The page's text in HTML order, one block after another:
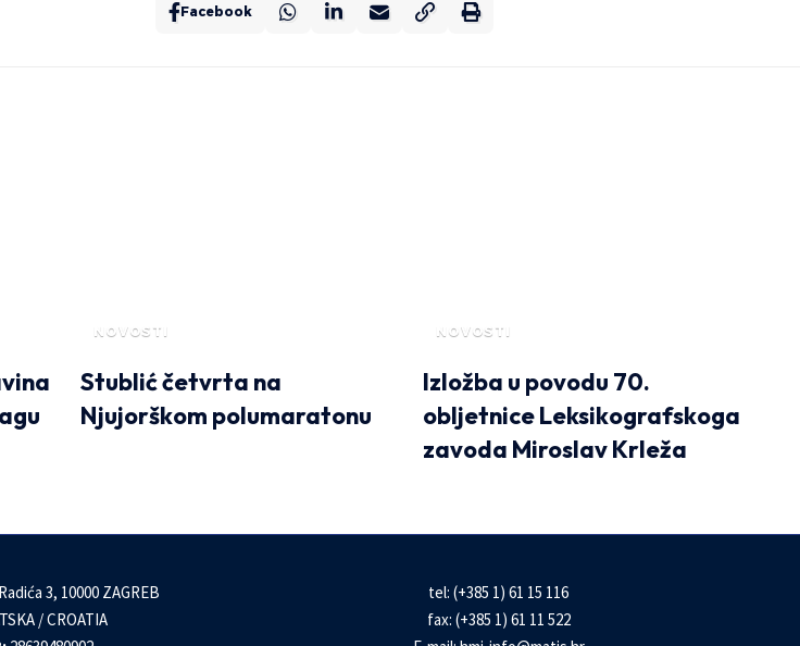
Facebook
NOVOSTI
Stublić četvrta na
Njujorškom polumaratonu
NOVOSTI
Izložba u povodu 70.
obljetnice Leksikografskoga
zavoda Miroslav Krleža
3, 10000 ZAGREB
/ CROATIA
tel: (+385 1) 61 15 116
fax: (+385 1) 61 11 522